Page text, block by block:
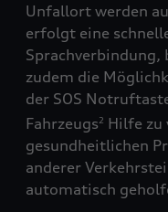
Unfallort werden
erfolgt eine
Sprachverbindung,
zudem die
der SOS
Fahrzeugs2 Hilfe zu
gesundheitlichen
anderer
automatisch